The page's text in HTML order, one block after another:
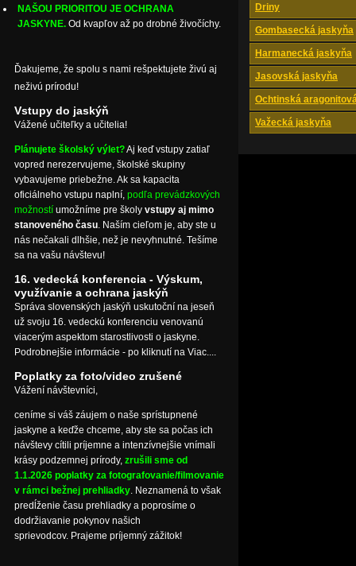
Driny
Gombasecká jaskyňa
Harmanecká jaskyňa
Jasovská jaskyňa
Ochtinská
Važecká jaskyňa
NAŠOU PRIORITOU JE OCHRANA
JASKYNE. Od kvapľov až po drobné živočíchy.
Ďakujeme, že spolu s nami rešpektujete živú aj
neživú prírodu!
Vstupy do jaskýň
Vážené učiteľky a učitelia!
Plánujete školský výlet?Aj keď vstupy zatiaľ
vopred nerezervujeme, školské skupiny
vybavujeme priebežne. Ak sa kapacita
oficiálneho vstupu naplní, podľa prevádzkových
možností umožníme pre školy vstupy aj mimo
stanoveného času. Naším cieľom je, aby ste u
nás nečakali dlhšie, než je nevyhnutné. Tešíme
sa na vašu návštevu!
16. vedecká konferencia - Výskum,
využívanie a ochrana jaskýň
Správa slovenských jaskýň uskutoční na jeseň
už svoju 16. vedeckú konferenciu venovanú
viacerým aspektom starostlivosti o jaskyne.
Podrobnejšie informácie - po kliknutí na Viac....
Poplatky za foto/video zrušené
Vážení návštevníci,
ceníme si váš záujem o naše sprístupnené
jaskyne a keďže chceme, aby ste sa počas ich
návštevy cítili príjemne a intenzívnejšie vnímali
krásy podzemnej prírody, zrušili sme od
1.1.2026 poplatky za fotografovanie/filmovanie
v rámci bežnej prehliadky. Neznamená to však
predĺženie času prehliadky a poprosíme o
dodržiavanie pokynov našich
sprievodcov. Prajeme príjemný zážitok!